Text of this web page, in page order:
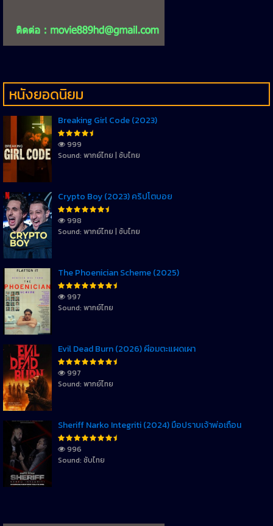
หนังยอดนิยม
Breaking Girl Code (2023)
999
Sound: พากย์ไทย | ซับไทย
Crypto Boy (2023) คริปโตบอย
998
Sound: พากย์ไทย | ซับไทย
The Phoenician Scheme (2025)
997
Sound: พากย์ไทย
Evil Dead Burn (2026) ผีอมตะแผดเผา
997
Sound: พากย์ไทย
Sheriff Narko Integriti (2024) มือปราบเจ้าพ่อเถื่อน
996
Sound: ซับไทย